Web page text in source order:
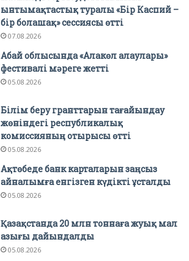
ынтымақтастық туралы «Бір Каспий –
бір болашақ» сессиясы өтті
07.08.2026
Абай облысында «Алакөл алаулары»
фестивалі мәреге жетті
05.08.2026
Білім беру гранттарын тағайындау
жөніндегі республикалық
комиссияның отырысы өтті
05.08.2026
Ақтөбеде банк карталарын заңсыз
айналымға енгізген күдікті ұсталды
05.08.2026
Қазақстанда 20 млн тоннаға жуық мал
азығы дайындалды
05.08.2026